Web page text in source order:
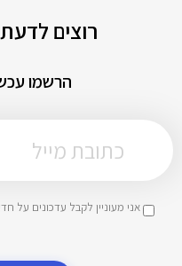
רוצים
הרשמו
אני מעוניין לקבל עדכונים על